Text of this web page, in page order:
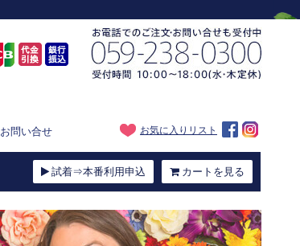
お気に入りリスト
お問い合せ
試着⇒本番利用申込 カートを見る